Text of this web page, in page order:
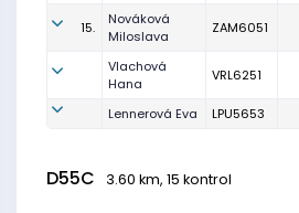
15.
Nováková
Miloslava
ZAM6051
Vlachová
Hana
VRL6251
Lennerová Eva LPU5653
D55C 3.60 km, 15 kontrol